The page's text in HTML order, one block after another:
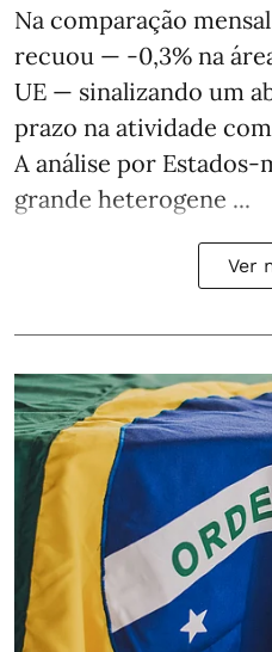
Na comparação
recuou — -0,3% na
UE — sinalizando um
prazo na atividade
A análise por
grande heterogene ...
Ver